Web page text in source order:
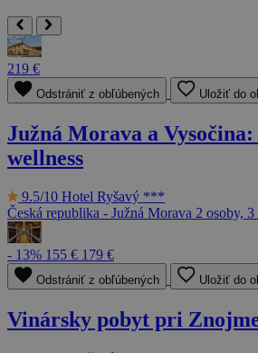
219 €
Odstrániť z obľúbených Uložiť do
Južná Morava a Vysočina:
wellness
9.5/10 Hotel Ryšavý ***
Česká republika - Južná Morava 2 osoby,
- 13% 155 € 179 €
Odstrániť z obľúbených Uložiť do
Vinársky pobyt pri